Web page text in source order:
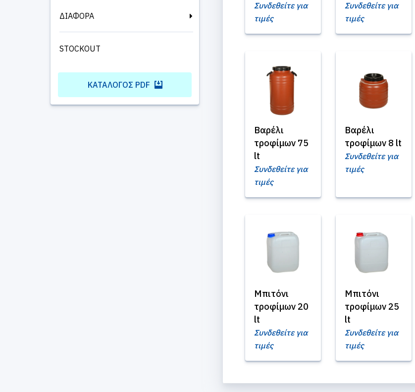
ΔΙΑΦΟΡΑ
STOCKOUT
ΚΑΤΆΛΟΓΟΣ PDF
Συνδεθείτε για
τιμές
Συνδεθείτε για
τιμές
Βαρέλι
τροφίμων 75
lt
Συνδεθείτε για
τιμές
Βαρέλι
τροφίμων 8 lt
Συνδεθείτε για
τιμές
Μπιτόνι
τροφίμων 20
lt
Συνδεθείτε για
τιμές
Μπιτόνι
τροφίμων 25
lt
Συνδεθείτε για
τιμές